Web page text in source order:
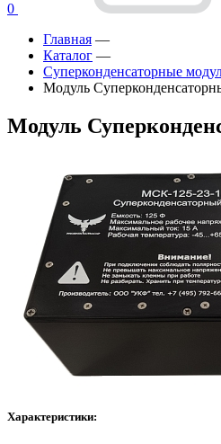
0
Главная —
Каталог —
Суперконденсаторные
Модуль
Модуль
Характеристики: